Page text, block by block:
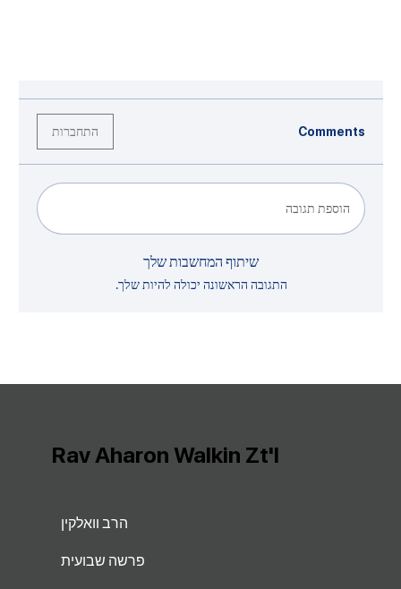
Comments התחברות
הוספת תגובה
שיתוף המחשבות שלך
התגובה הראשונה יכולה להיות שלך.
הרב וואלקין
פרשה שבועית
Rav Aharon Walkin Zt'l